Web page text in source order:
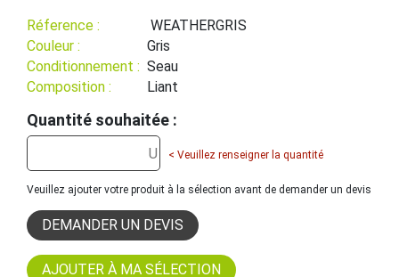
Réference :
WEATHERGRIS
Couleur :
Gris
Conditionnement : Seau
Composition :
Liant
Quantité souhaitée :
< Veuillez renseigner la quantité
Veuillez ajouter votre produit à la sélection avant de demander un devis
DEMANDER UN DEVIS